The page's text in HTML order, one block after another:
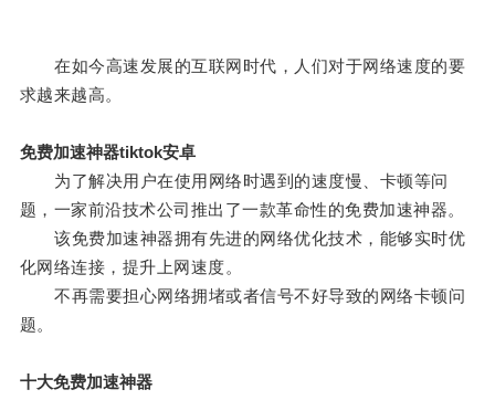
在如今高速发展的互联网时代，人们对于网络速度的要
求越来越高。
免费加速神器tiktok安卓
为了解决用户在使用网络时遇到的速度慢、卡顿等问
题，一家前沿技术公司推出了一款革命性的免费加速神器。
该免费加速神器拥有先进的网络优化技术，能够实时优
化网络连接，提升上网速度。
不再需要担心网络拥堵或者信号不好导致的网络卡顿问
题。
十大免费加速神器